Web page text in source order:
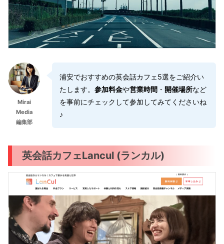
Mirai
Media
編集部
浦安でおすすめの英会話カフェ5選をご紹介い
たします。参加料金や営業時間 ・ 開催場所など
を事前にチェックして参加してみてくださいね
♪
英会話カフェLancul (ランカル)